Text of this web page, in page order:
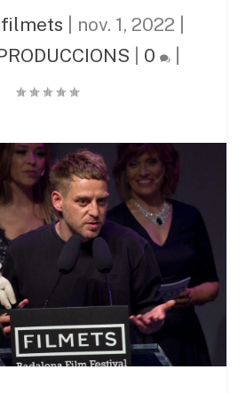
filmets nov. 1, 2022
0